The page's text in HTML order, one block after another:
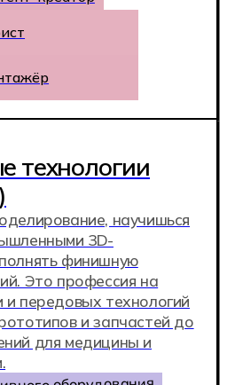
классно
открытых дверей
откроется чат-
сможете получить